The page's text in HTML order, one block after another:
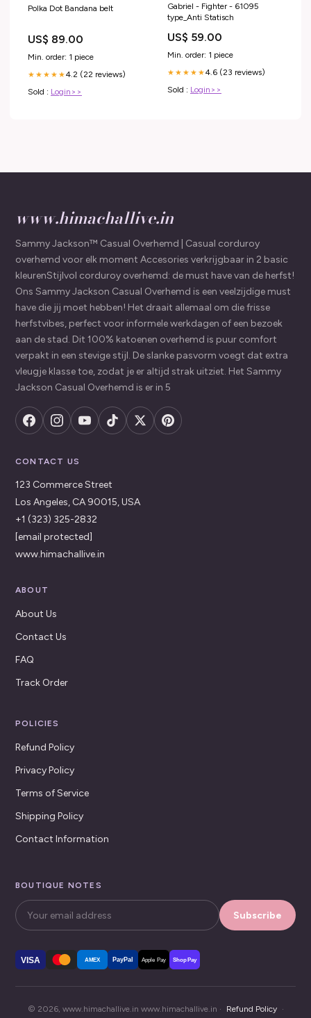
Polka Dot Bandana belt
US$ 89.00
Min. order: 1 piece
★★★★★4.2 (22 reviews)
Sold : Login>>
Gabriel - Fighter - 61095
type_Anti Statisch
US$ 59.00
Min. order: 1 piece
★★★★★4.6 (23 reviews)
Sold : Login>>
www.himachallive.in
Sammy Jackson™ Casual Overhemd | Casual corduroy
overhemd voor elk moment Accesories verkrijgbaar in 2 basic
kleurenStijlvol corduroy overhemd: de must have van de herfst!
Ons Sammy Jackson Casual Overhemd is een veelzijdige must
have die jij moet hebben! Het draait allemaal om die frisse
herfstvibes, perfect voor informele werkdagen of een bezoek
aan de stad. Dit 100% katoenen overhemd is puur comfort
verpakt in een stevige stijl. De slanke pasvorm voegt dat extra
vleugje klasse toe, zodat je er altijd strak uitziet. Het Sammy
Jackson Casual Overhemd is er in 5
CONTACT US
123 Commerce Street
Los Angeles, CA 90015, USA
+1 (323) 325-2832
[email protected]
www.himachallive.in
ABOUT
About Us
Contact Us
FAQ
Track Order
POLICIES
Refund Policy
Privacy Policy
Terms of Service
Shipping Policy
Contact Information
BOUTIQUE NOTES
Subscribe
VISA AMEX PayPal Apple Pay Shop Pay
© 2026, www.himachallive.in www.himachallive.in · Refund Policy ·